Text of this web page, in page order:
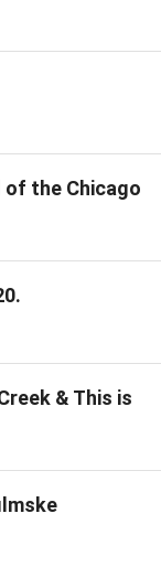
of the Chicago
& This is